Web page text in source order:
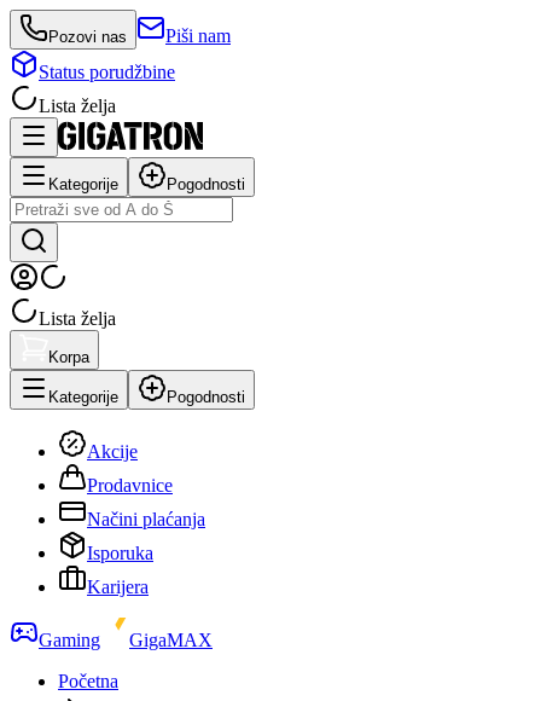
Pozovi nas
Piši nam
Status porudžbine
Lista želja
Kategorije Pogodnosti
Lista želja
Korpa
Kategorije Pogodnosti
Akcije
Prodavnice
Načini plaćanja
Isporuka
Karijera
Gaming
GigaMAX
Početna